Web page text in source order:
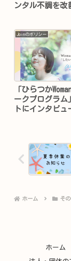
ンタル不調を改
Joinのポリシー
「ひらつか
ークプログラム
トにインタビュ
ホーム そ
ホーム